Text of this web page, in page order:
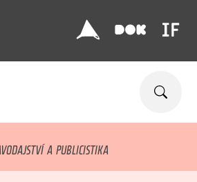
A PUBLICISTIKA